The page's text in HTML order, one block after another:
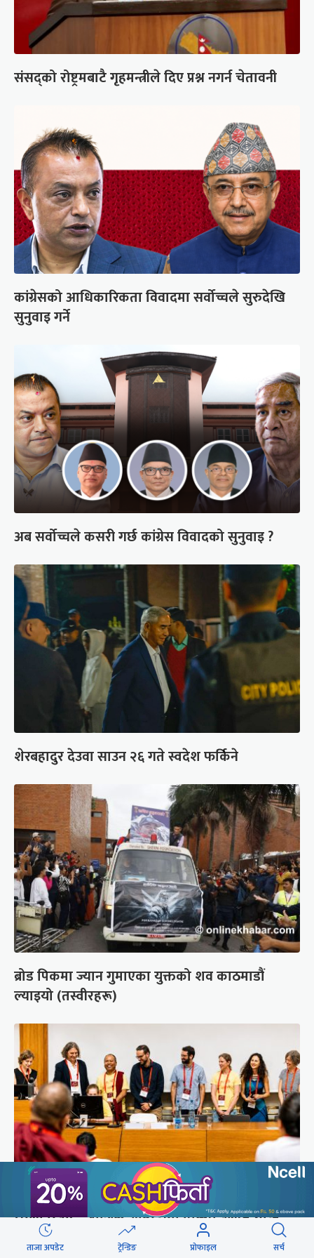
संसद्को रोष्ट्रमबाटै गृहमन्त्रीले दिए प्रश्न नगर्न चेतावनी
कांग्रेसको आधिकारिकता विवादमा सर्वोच्चले सुरुदेखि
सुनुवाइ गर्ने
अब सर्वोच्चले कसरी गर्छ कांग्रेस विवादको सुनुवाइ ?
शेरबहादुर देउवा साउन २६ गते स्वदेश फर्किने
ब्रोड पिकमा ज्यान गुमाएका युक्तको शव काठमाडौं
ल्याइयो (तस्वीरहरू)
सुरक्षा रिपोर्ट : प्राज्ञिक आवरणमा तिब्बत पक्षीय भाष्य
निर्माणको योजना
ताजा अपडेट ट्रेन्डिङ प्रोफाइल सर्च